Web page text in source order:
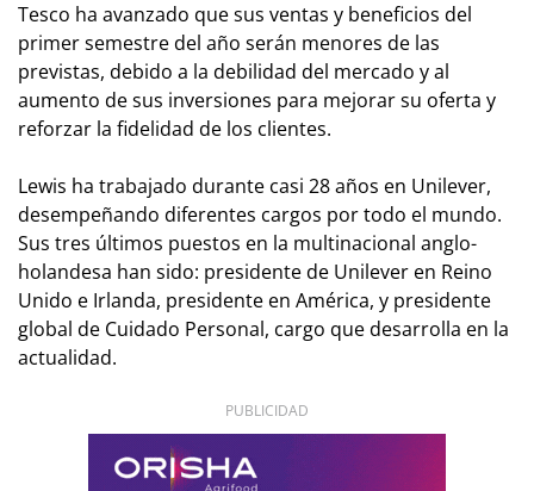
Tesco ha avanzado que sus ventas y beneficios del
primer semestre del año serán menores de las
previstas, debido a la debilidad del mercado y al
aumento de sus inversiones para mejorar su oferta y
reforzar la fidelidad de los clientes.
Lewis ha trabajado durante casi 28 años en Unilever,
desempeñando diferentes cargos por todo el mundo.
Sus tres últimos puestos en la multinacional anglo-
holandesa han sido: presidente de Unilever en Reino
Unido e Irlanda, presidente en América, y presidente
global de Cuidado Personal, cargo que desarrolla en la
actualidad.
PUBLICIDAD